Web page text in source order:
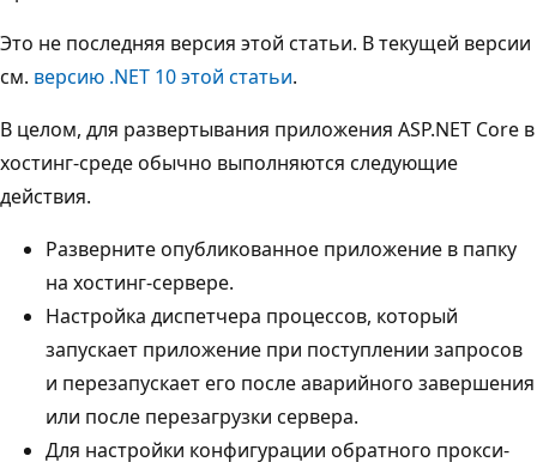
Это не последняя версия этой статьи. В текущей версии
см. версию .NET 10 этой статьи.
В целом, для развертывания приложения ASP.NET Core в
хостинг-среде обычно выполняются следующие
действия.
Разверните опубликованное приложение в папку
на хостинг-сервере.
Настройка диспетчера процессов, который
запускает приложение при поступлении запросов
и перезапускает его после аварийного завершения
или после перезагрузки сервера.
Для настройки конфигурации обратного прокси-